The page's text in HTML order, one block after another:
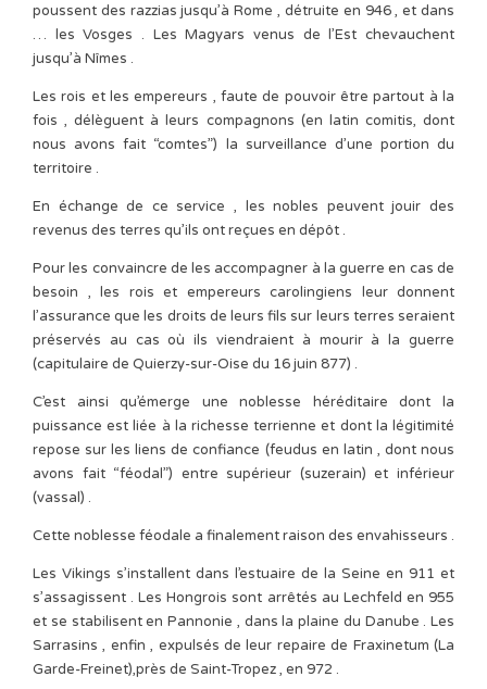
poussent des razzias jusqu’à Rome , détruite en 946 , et dans
… les Vosges . Les Magyars venus de l’Est chevauchent
jusqu’à Nîmes .
Les rois et les empereurs , faute de pouvoir être partout à la
fois , délèguent à leurs compagnons (en latin comitis, dont
nous avons fait “comtes”) la surveillance d’une portion du
territoire .
En échange de ce service , les nobles peuvent jouir des
revenus des terres qu’ils ont reçues en dépôt .
Pour les convaincre de les accompagner à la guerre en cas de
besoin , les rois et empereurs carolingiens leur donnent
l’assurance que les droits de leurs fils sur leurs terres seraient
préservés au cas où ils viendraient à mourir à la guerre
(capitulaire de Quierzy-sur-Oise du 16 juin 877) .
C’est ainsi qu’émerge une noblesse héréditaire dont la
puissance est liée à la richesse terrienne et dont la légitimité
repose sur les liens de confiance (feudus en latin , dont nous
avons fait “féodal”) entre supérieur (suzerain) et inférieur
(vassal) .
Cette noblesse féodale a finalement raison des envahisseurs .
Les Vikings s’installent dans l’estuaire de la Seine en 911 et
s’assagissent . Les Hongrois sont arrêtés au Lechfeld en 955
et se stabilisent en Pannonie , dans la plaine du Danube . Les
Sarrasins , enfin , expulsés de leur repaire de Fraxinetum (La
Garde-Freinet),près de Saint-Tropez , en 972 .